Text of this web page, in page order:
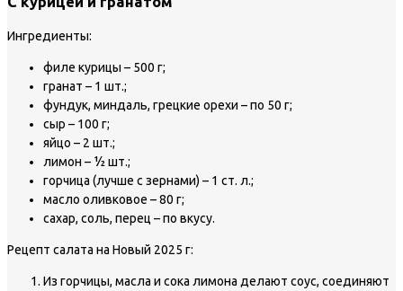
Ингредиенты:
филе курицы – 500 г;
гранат – 1 шт.;
фундук, миндаль, грецкие орехи – по 50 г;
сыр – 100 г;
яйцо – 2 шт.;
лимон – ½ шт.;
горчица (лучше с зернами) – 1 ст. л.;
масло оливковое – 80 г;
сахар, соль, перец – по вкусу.
Рецепт салата на Новый 2025 г:
Из горчицы, масла и сока лимона делают соус, соединяют